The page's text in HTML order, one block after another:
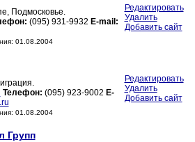
Подмосковье.
(095) 931-9932 E-mail:
01.08.2004
Редактировать
Удалить
Добавить сайт
Телефон: (095) 923-9002 E-
01.08.2004
Редактировать
Удалить
Добавить сайт
Групп